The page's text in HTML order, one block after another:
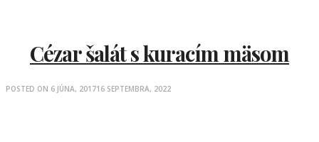
Cézar šalát s kuracím mäsom
POSTED ON 6 JÚNA, 201716 SEPTEMBRA, 2022